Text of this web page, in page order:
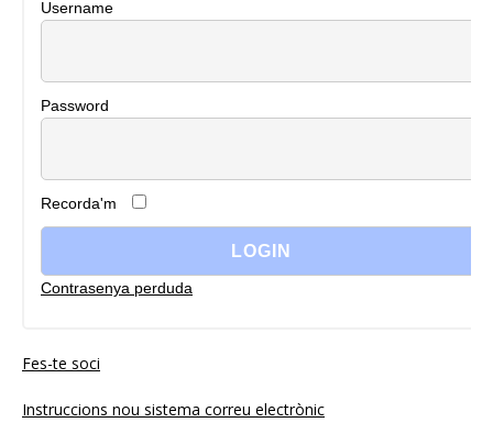
Username
Password
Recorda'm
Contrasenya perduda
Fes-te soci
Instruccions nou sistema correu electrònic